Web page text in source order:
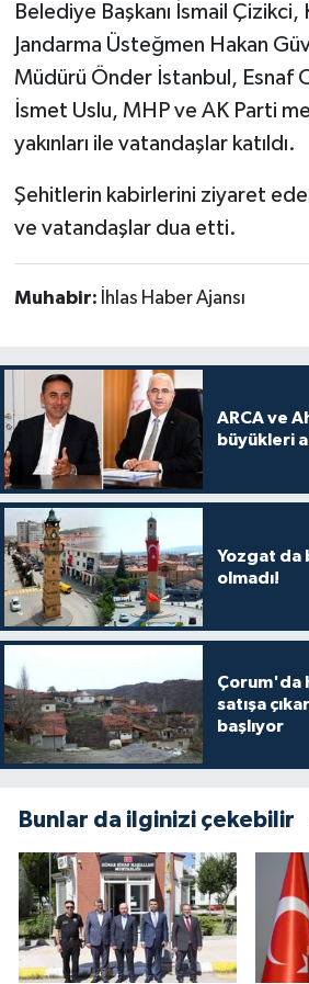
Belediye Başkanı İsmail Çizikci,
Jandarma Üsteğmen Hakan
Müdürü Önder İstanbul, Esnaf
İsmet Uslu, MHP ve AK Parti
yakınları ile vatandaşlar katıldı.
Şehitlerin kabirlerini ziyaret
ve vatandaşlar dua etti.
Muhabir: İhlas Haber Ajansı
ARCA ve
büyükleri
Yozgat da
olmadı!
Çorum'da
satışa
başlıyor
Bunlar da ilginizi çekebilir